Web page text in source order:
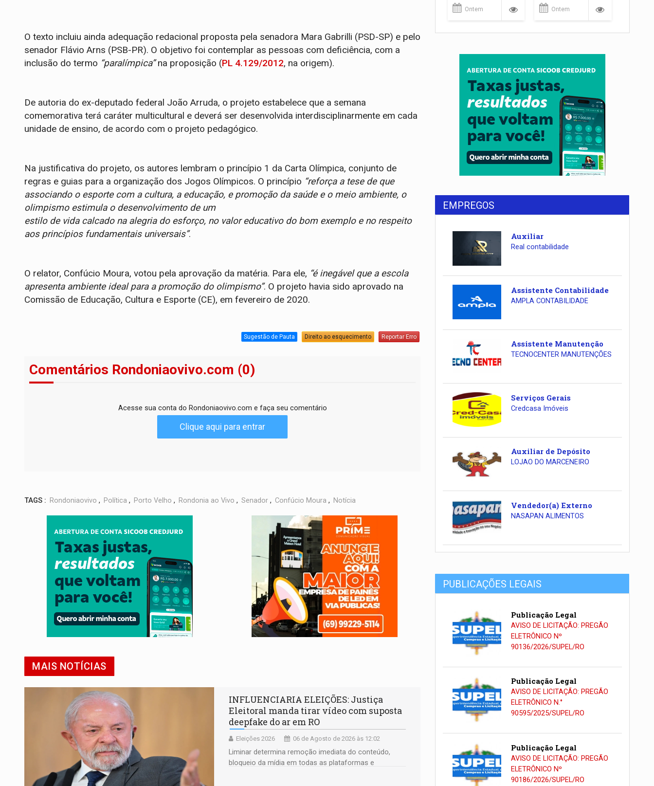
O texto incluiu ainda adequação redacional proposta pela senadora Mara Gabrilli (PSD-SP) e pelo
senador Flávio Arns (PSB-PR). O objetivo foi contemplar as pessoas com deficiência, com a
inclusão do termo “paralímpica”na proposição (PL 4.129/2012, na origem).
De autoria do ex-deputado federal João Arruda, o projeto estabelece que a semana
comemorativa terá caráter multicultural e deverá ser desenvolvida interdisciplinarmente em cada
unidade de ensino, de acordo com o projeto pedagógico.
Na justificativa do projeto, os autores lembram o princípio 1 da Carta Olímpica, conjunto de
regras e guias para a organização dos Jogos Olímpicos. O princípio “reforça a tese de que
associando o esporte com a cultura, a educação, e promoção da saúde e o meio ambiente, o
olimpismo estimula o desenvolvimento de um
estilo de vida calcado na alegria do esforço, no valor educativo do bom exemplo e no respeito
aos princípios fundamentais universais”.
O relator, Confúcio Moura, votou pela aprovação da matéria. Para ele, “é inegável que a escola
apresenta ambiente ideal para a promoção do olimpismo”. O projeto havia sido aprovado na
Comissão de Educação, Cultura e Esporte (CE), em fevereiro de 2020.
Sugestão de Pauta Direito ao esquecimento Reportar Erro
Comentários Rondoniaovivo.com (0)
Acesse sua conta do Rondoniaovivo.com e faça seu comentário
Clique aqui para entrar
TAGS : Rondoniaovivo , Política , Porto Velho , Rondonia ao Vivo , Senador , Confúcio Moura , Notícia
MAIS NOTÍCIAS
INFLUENCIARIA ELEIÇÕES: Justiça
Eleitoral manda tirar vídeo com suposta
deepfake do ar em RO
Eleições 2026 06 de Agosto de 2026 às 12:02
Liminar determina remoção imediata do conteúdo,
bloqueio da mídia em todas as plataformas e
Ontem Ontem
EMPREGOS
Auxiliar
Real contabilidade
Assistente Contabilidade
AMPLA CONTABILIDADE
Assistente Manutenção
TECNOCENTER MANUTENÇÕES
Serviços Gerais
Credcasa Imóveis
Auxiliar de Depósito
LOJAO DO MARCENEIRO
Vendedor(a) Externo
NASAPAN ALIMENTOS
PUBLICAÇÕES LEGAIS
Publicação Legal
AVISO DE LICITAÇÃO: PREGÃO
ELETRÔNICO Nº
90136/2026/SUPEL/RO
Publicação Legal
AVISO DE LICITAÇÃO: PREGÃO
ELETRÔNICO N.°
90595/2025/SUPEL/RO
Publicação Legal
AVISO DE LICITAÇÃO: PREGÃO
ELETRÔNICO Nº
90186/2026/SUPEL/RO